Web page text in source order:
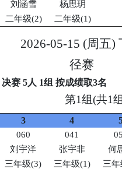
刘涵雪
杨思玥
二年级(2) 二年级(1)
2026-05-15 (周五)
径赛
赛 5人 1组 按成绩取3名
第1组(共1
3 4
060 041
刘宇洋 张宇非
何
三年级(3) 三年级(1) 三